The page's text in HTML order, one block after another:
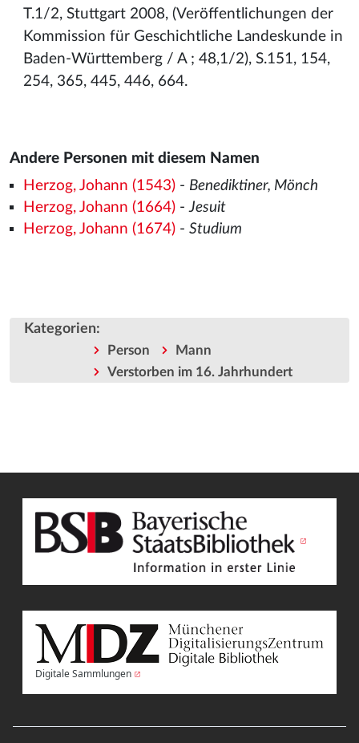
T.1/2, Stuttgart 2008, (Veröffentlichungen der
Kommission für Geschichtliche Landeskunde in
Baden-Württemberg / A ; 48,1/2), S.151, 154,
254, 365, 445, 446, 664.
Andere Personen mit diesem Namen
Herzog, Johann (1543)- Benediktiner, Mönch
Herzog, Johann (1664)-Jesuit
Herzog, Johann (1674)- Studium
Kategorien:
Person
Mann
Verstorben im 16. Jahrhundert
Digitale Sammlungen